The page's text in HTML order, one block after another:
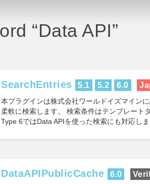
“Data API”
SearchEntries 5.1 5.2 6.0
本プラグインは株式会社ワールドイズマイン
柔軟に検索します。 検索条件はテンプレート
Type 6ではData APIを使った検索にも対応し
DataAPIPublicCache 6.0